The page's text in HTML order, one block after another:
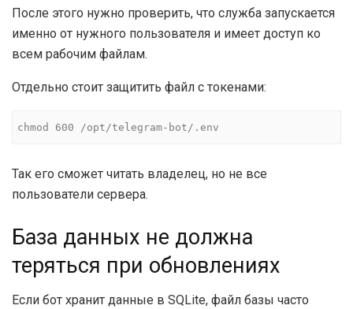
После этого нужно проверить, что служба запускается
именно от нужного пользователя и имеет доступ ко
всем рабочим файлам.
Отдельно стоит защитить файл с токенами:
chmod 600 /opt/telegram-bot/.env
Так его сможет читать владелец, но не все
пользователи сервера.
База данных не должна
теряться при обновлениях
Если бот хранит данные в SQLite, файл базы часто